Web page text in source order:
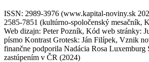
ISSN: 2989-3976 (www.kapital-noviny.sk
2585-7851 (kultúrno-spoločenský mesačník,
Web dizajn: Peter Pozník, Kód web stránky:
písmo Kontrast Grotesk: Ján Filípek, Vznik
finančne podporila Nadácia Rosa Luxemburg
zastúpením v ČR (2024)